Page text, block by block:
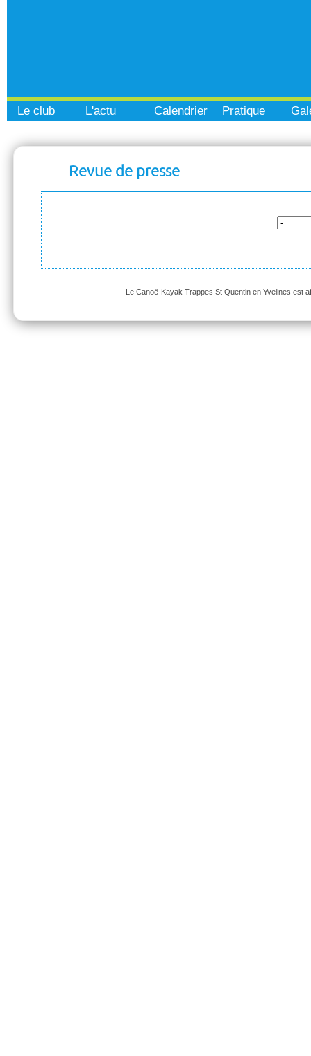
Le club L'actu Calendrier Pratique
Revue de presse
Le Canoë-Kayak Trappes St Quentin en Yvelines est